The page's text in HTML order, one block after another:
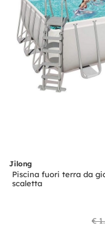
Jilong
Piscina fuori terra da
scaletta
€